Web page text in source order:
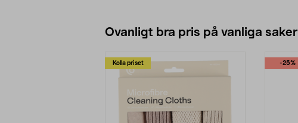
Ovanligt bra pris på vanliga saker
Kolla priset -25%